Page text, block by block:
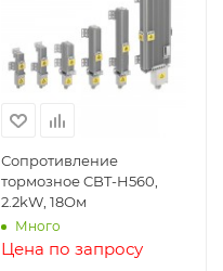
Сопротивление
тормозное CBT-H560,
2.2kW, 18Ом
Много
Цена по запросу